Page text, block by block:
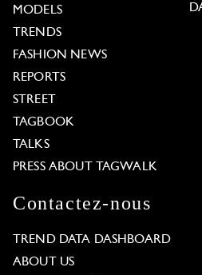
MODELS
TRENDS
FASHION NEWS
REPORTS
STREET
TAGBOOK
TALKS
PRESS ABOUT TAGWALK
Contactez-nous
TREND DATA DASHBOARD
ABOUT US